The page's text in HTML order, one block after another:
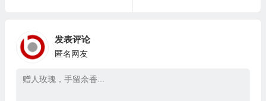
发表评论
匿名网友